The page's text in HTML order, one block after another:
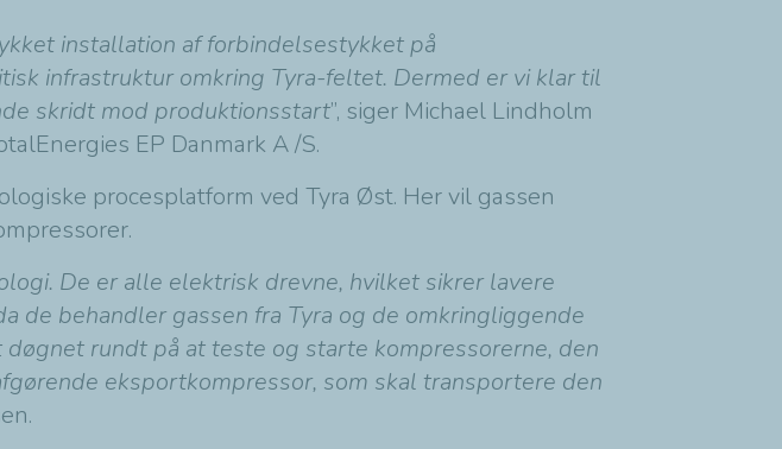
installation af forbindelsestykket på
infrastruktur omkring Tyra-feltet. Dermed er vi klar til
skridt mod produktionsstart”, siger Michael Lindholm
EP Danmark A /S.
procesplatform ved Tyra Øst. Her vil gassen
De er alle elektrisk drevne, hvilket sikrer lavere
de behandler gassen fra Tyra og de omkringliggende
rundt på at teste og starte kompressorerne, den
eksportkompressor, som skal transportere den